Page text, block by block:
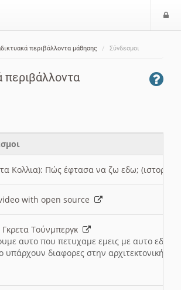
περιβάλλοντα μάθησης Σύνδεσμοι
περιβάλλοντα
Κολλια): Πώς έφτασα να ζω εδω; (ιστορια)
with open source
Γκρετα Τούνμπεργκ
αυτο που πετυχαμε εμεις με αυτο εδω
υπάρχουν διαφορες στην αρχιτεκτονική